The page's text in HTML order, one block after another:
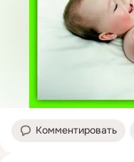
Комментировать